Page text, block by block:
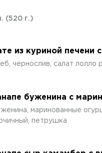
(520 г.)
из куриной печени
чернослив, салат лолло
буженина с
маринованные
петрушка